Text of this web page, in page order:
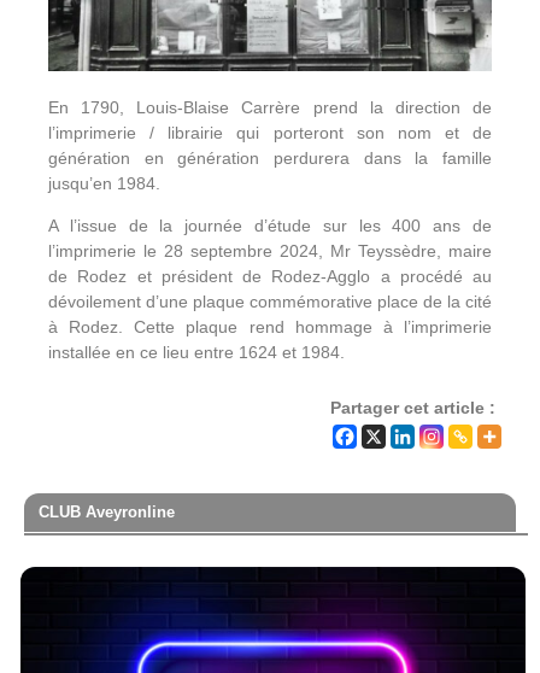
En 1790, Louis-Blaise Carrère prend la direction de
l’imprimerie / librairie qui porteront son nom et de
génération en génération perdurera dans la famille
jusqu’en 1984.
A l’issue de la journée d’étude sur les 400 ans de
l’imprimerie le 28 septembre 2024, Mr Teyssèdre, maire
de Rodez et président de Rodez-Agglo a procédé au
dévoilement d’une plaque commémorative place de la cité
à Rodez. Cette plaque rend hommage à l’imprimerie
installée en ce lieu entre 1624 et 1984.
Partager cet article :
CLUB Aveyronline